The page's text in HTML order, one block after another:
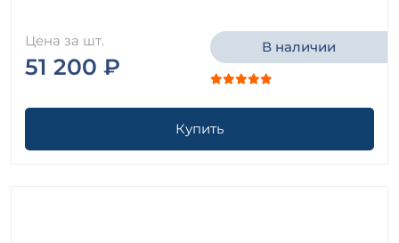
Цена за шт.
51 200 ₽
В наличии
Купить